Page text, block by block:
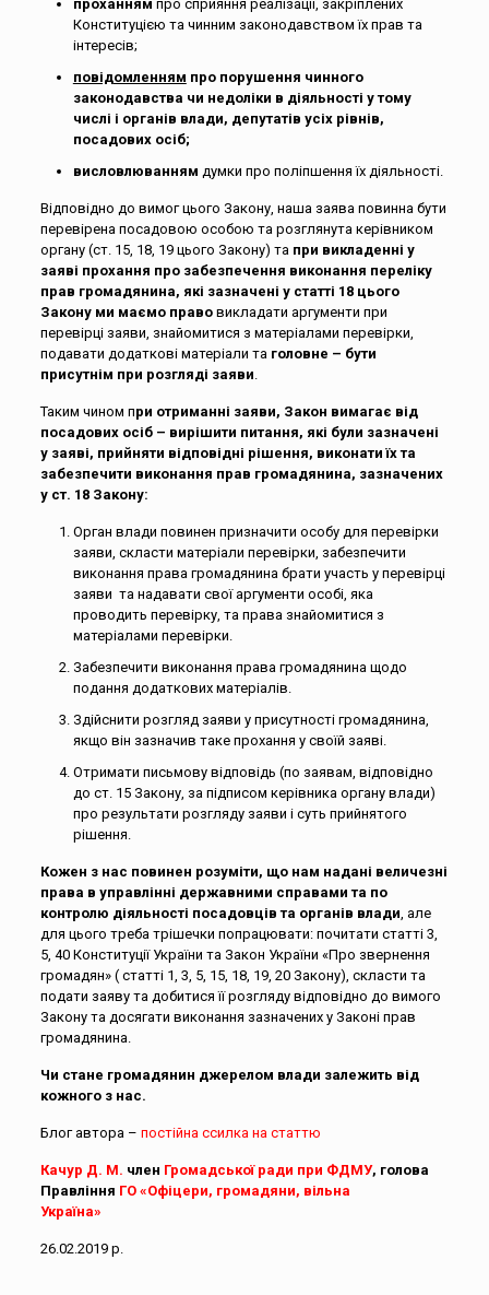
проханням про сприяння реалізації, закріплених
Конституцією та чинним законодавством їх прав та
інтересів;
повідомленням про порушення чинного
законодавства чи недоліки в діяльності у тому
числі і органів влади, депутатів усіх рівнів,
посадових осіб;
висловлюванням думки про поліпшення їх діяльності.
Відповідно до вимог цього Закону, наша заява повинна бути
перевірена посадовою особою та розглянута керівником
органу (ст. 15, 18, 19 цього Закону) та при викладенні у
заяві прохання про забезпечення виконання переліку
прав громадянина, які зазначені у статті 18 цього
Закону ми маємо правовикладати аргументи при
перевірці заяви, знайомитися з матеріалами перевірки,
подавати додаткові матеріали та головне – бути
присутнім при розгляді заяви
Таким чином при отриманні заяви, Закон вимагає від
посадових осіб – вирішити питання, які були зазначені
у заяві, прийняти відповідні рішення, виконати їх та
забезпечити виконання прав громадянина, зазначених
у ст. 18 Закону:
Орган влади повинен призначити особу для перевірки
заяви, скласти матеріали перевірки, забезпечити
виконання права громадянина брати участь у перевірці
заяви та надавати свої аргументи особі, яка
проводить перевірку, та права знайомитися з
матеріалами перевірки.
Забезпечити виконання права громадянина щодо
подання додаткових матеріалів.
Здійснити розгляд заяви у присутності громадянина,
якщо він зазначив таке прохання у своїй заяві.
Отримати письмову відповідь (по заявам, відповідно
до ст. 15 Закону, за підписом керівника органу влади)
про результати розгляду заяви і суть прийнятого
рішення.
Кожен з нас повинен розуміти, що нам надані величезні
права в управлінні державними справами та по
контролю діяльності посадовців та органів влади , але
для цього треба трішечки попрацювати: почитати статті 3,
5, 40 Конституції України та Закон України «Про звернення
громадян» ( статті 1, 3, 5, 15, 18, 19, 20 Закону), скласти та
подати заяву та добитися її розгляду відповідно до вимого
Закону та досягати виконання зазначених у Законі прав
громадянина.
Чи стане громадянин джерелом влади залежить від
кожного з нас.
Блог автора – постійна ссилка на статтю
Качур Д. М. член Громадської ради при ФДМУ, голова
Правління ГО «Офіцери, громадяни, вільна
Україна»
26.02.2019 р.